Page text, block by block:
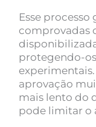
Esse
comprovadas
protegendo-
aprovação
mais lento do
pode limitar o